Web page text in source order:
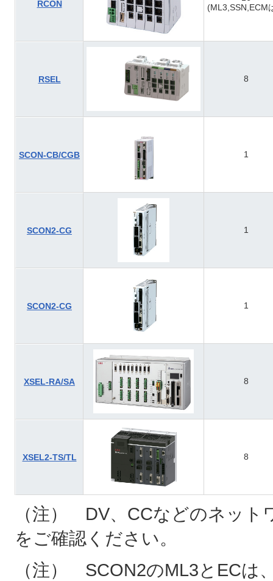
RCON
(ML3,SSN,ECM
RSEL 8
SCON-CB/CGB 1
SCON2-CG 1
SCON2-CG 1
XSEL-RA/SA 8
XSEL2-TS/TL 8
（注） DV、CCなどのネット
をご確認ください。
（注） SCON2のML3とECは